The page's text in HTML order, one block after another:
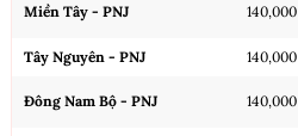
Miền Tây - PNJ 140,000
Tây Nguyên - PNJ 140,000
Đông Nam Bộ - PNJ 140,000